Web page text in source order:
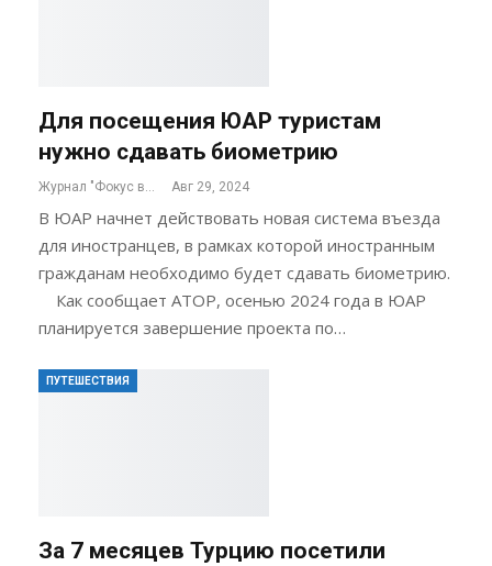
Для посещения ЮАР туристам
нужно сдавать биометрию
Журнал "Фокус внимания" Авг 29, 2024
В ЮАР начнет действовать новая система въезда
для иностранцев, в рамках которой иностранным
гражданам необходимо будет сдавать биометрию.
Как сообщает АТОР, осенью 2024 года в ЮАР
планируется завершение проекта по…
ПУТЕШЕСТВИЯ
За 7 месяцев Турцию посетили